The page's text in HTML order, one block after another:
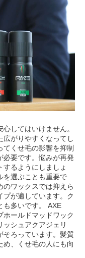
してはいけません。
広がりやすくなってし
てくせ毛の影響を抑制
必要です。悩みが再発
するようにしましょ
を選ぶことも重要で
のワックスでは抑えら
プが適しています。ク
も多いです。 AXE
ホールドマッドワック
ッシュアクアジェリ
そろっています。髪質
め、くせ毛の人にも向